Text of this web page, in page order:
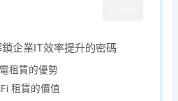
企業IT效率提升的密碼
租賃的優勢
租賃的價值